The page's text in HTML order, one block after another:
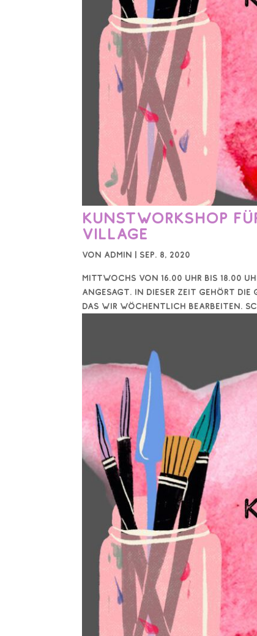
Kunstworkshop
Village
von Admin | Sep. 8, 2020
Mittwochs von 16.00 Uhr bis 18.00
angesagt. In dieser Zeit gehört die
das wir wöchentlich bearbeiten.